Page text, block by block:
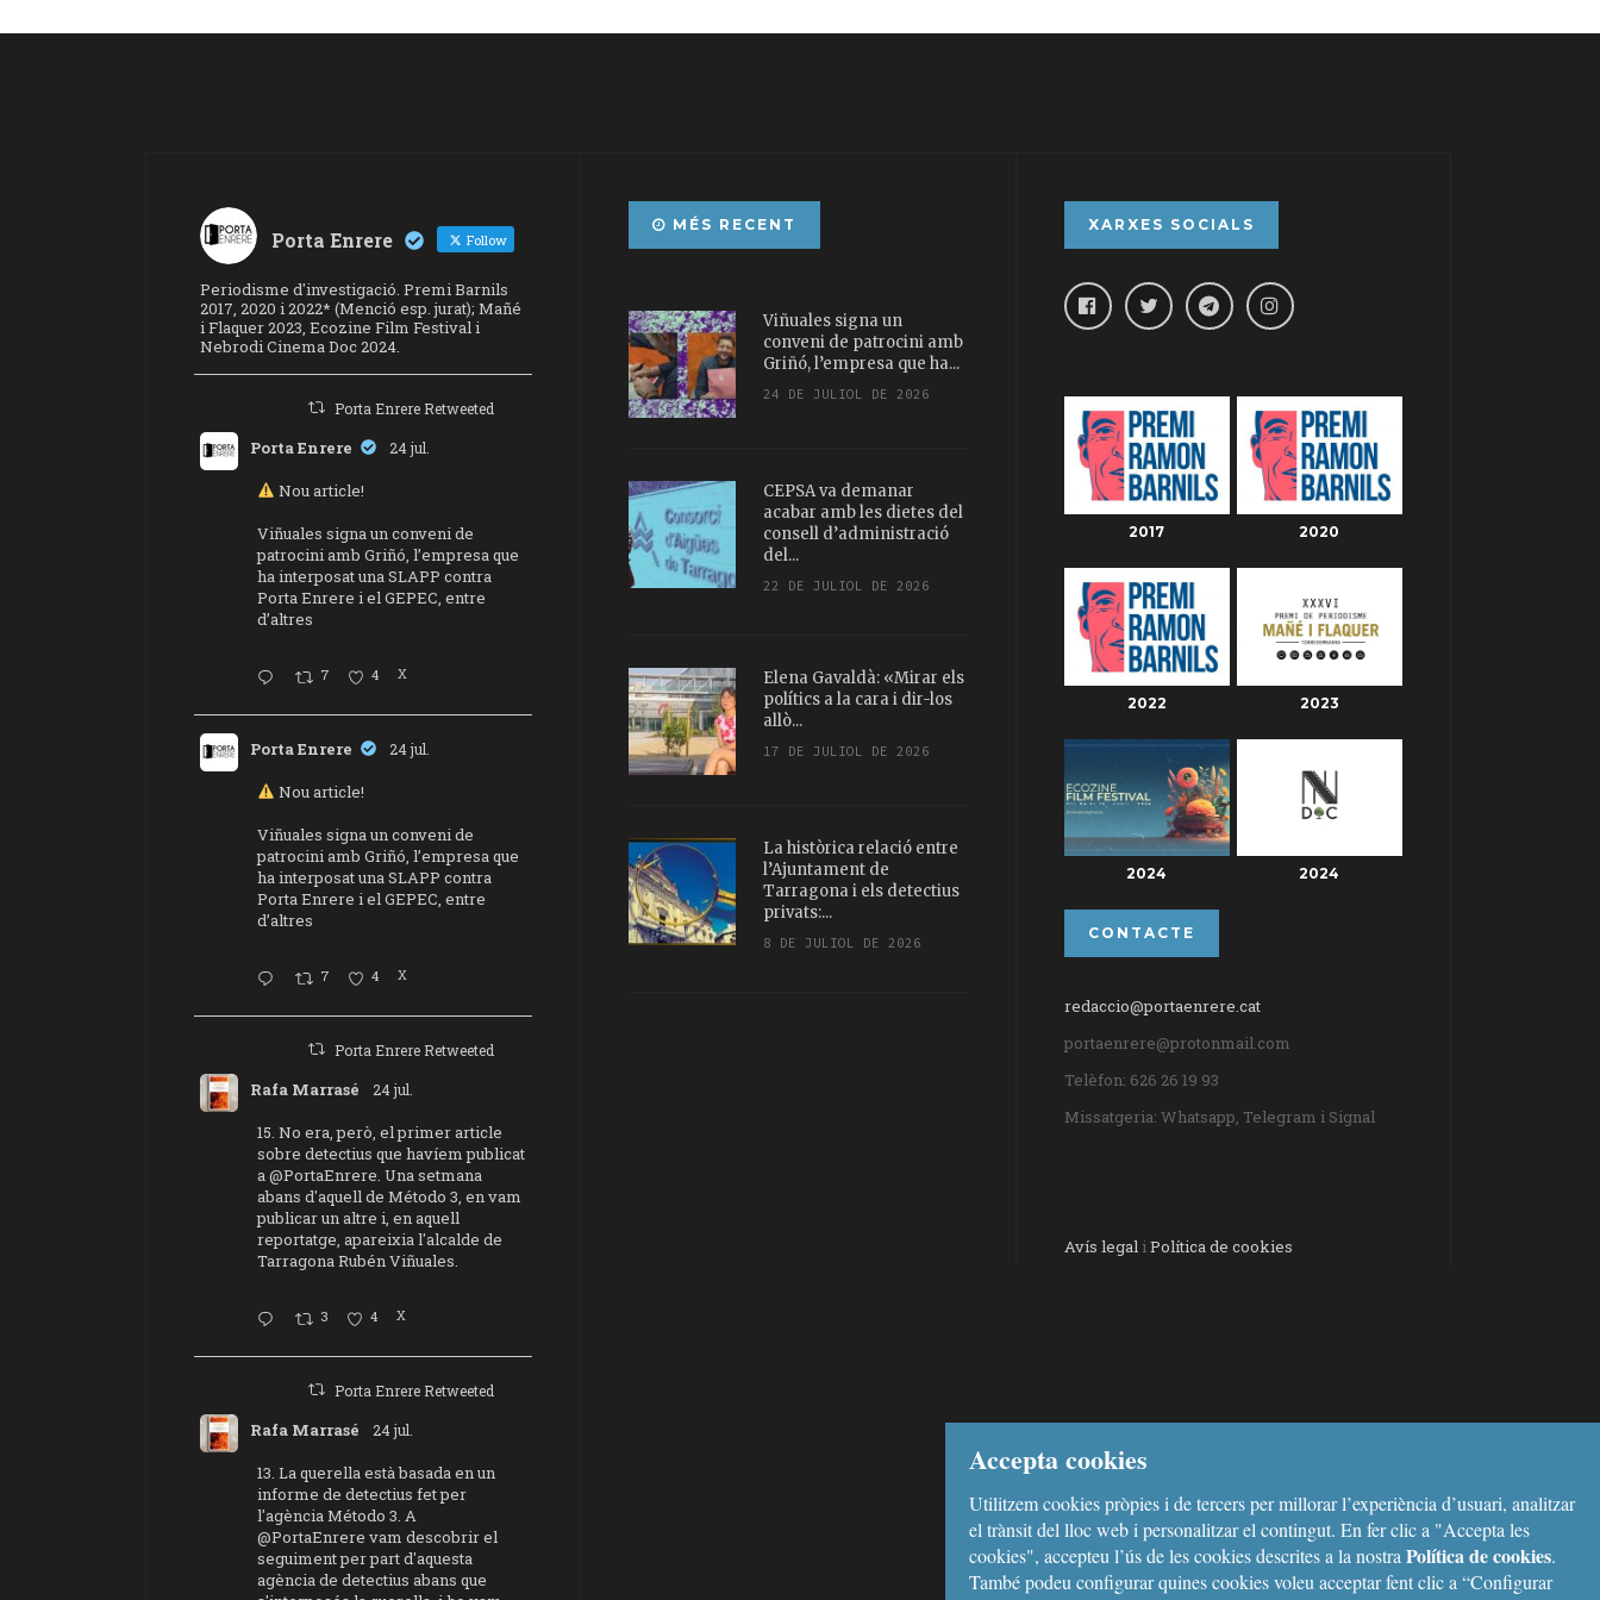
Porta Enrere Follow
Periodisme d'investigació. Premi Barnils
2017, 2020 i 2022* (Menció esp. jurat); Mañé
i Flaquer 2023, Ecozine Film Festival i
Nebrodi Cinema Doc 2024.
Porta Enrere Retweeted
Porta Enrere 24 jul.
Nou article!
Viñuales signa un conveni de
patrocini amb Griñó, l’empresa que
ha interposat una SLAPP contra
Porta Enrere i el GEPEC, entre
d’altres
7 4 X
Porta Enrere 24 jul.
Nou article!
Viñuales signa un conveni de
patrocini amb Griñó, l’empresa que
ha interposat una SLAPP contra
Porta Enrere i el GEPEC, entre
d’altres
7 4 X
Porta Enrere Retweeted
Rafa Marrasé 24 jul.
15. No era, però, el primer article
sobre detectius que havíem publicat
a@PortaEnrere. Una setmana
abans d'aquell de Método 3, en vam
publicar un altre i, en aquell
reportatge, apareixia l'alcalde de
Tarragona Rubén Viñuales.
3 4 X
Porta Enrere Retweeted
Rafa Marrasé 24 jul.
13. La querella està basada en un
informe de detectius fet per
l'agència Método 3. A
@PortaEnrere vam descobrir el
seguiment per part d'aquesta
agència de detectius abans que
MÉS RECENT
Viñuales signa un
conveni de patrocini amb
Griñó, l’empresa que ha...
24 DE JULIOL DE 2026
CEPSA va demanar
acabar amb les dietes del
consell d’administració
del...
22 DE JULIOL DE 2026
Elena Gavaldà: «Mirar els
polítics a la cara i dir-los
allò...
17 DE JULIOL DE 2026
La històrica relació entre
l’Ajuntament de
Tarragona i els detectius
privats:...
8 DE JULIOL DE 2026
XARXES SOCIALS
2017 2020
2022 2023
2024 2024
CONTACTE
redaccio@portaenrere.cat
portaenrere@protonmail.com
Telèfon: 626 26 19 93
Missatgeria: Whatsapp, Telegram i Signal
Avís legaliPolítica de cookies
Accepta cookies
Utilitzem cookies pròpies i de tercers per millorar l’experiència d’usuari, analitzar
el trànsit del lloc web i personalitzar el contingut. En fer clic a "Accepta les
cookies", accepteu l’ús de les cookies descrites a la nostra Política de cookies.
També podeu configurar quines cookies voleu acceptar fent clic a “Configurar